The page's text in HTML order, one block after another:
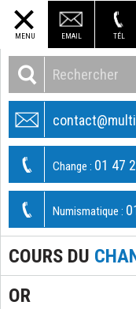
MENU EMAIL TÉL
Change : 01 47
Numismatique :
COURS DU
OR